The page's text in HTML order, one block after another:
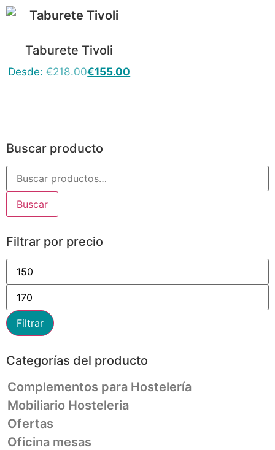
Buscar producto
Buscar
Filtrar por precio
Filtrar
Categorías del producto
Complementos para Hostelería
Mobiliario Hosteleria
Ofertas
Oficina mesas
Taburete Tivoli
Desde:€218.00€155.00